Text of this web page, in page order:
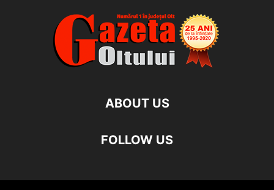
ABOUT US
FOLLOW US